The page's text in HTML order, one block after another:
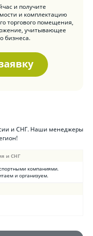
и получите
и комплектацию
торгового помещения,
учитывающее
бизнеса.
и СНГ. Наши менеджеры
и СНГ
компаниями.
и организуем.